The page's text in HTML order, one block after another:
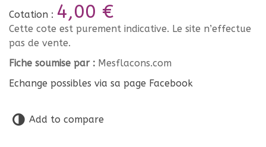
Cotation : 4,00 €
Cette cote est purement indicative. Le site n’effectue
pas de vente.
Fiche soumise par : Mesflacons.com
Echange possibles via sa page Facebook
Add to compare